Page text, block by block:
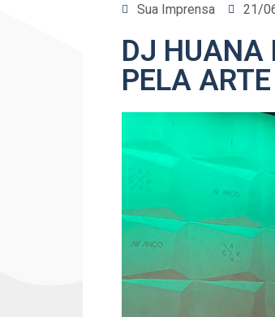
Sua Imprensa 21/
DJ HUANA
PELA ARTE